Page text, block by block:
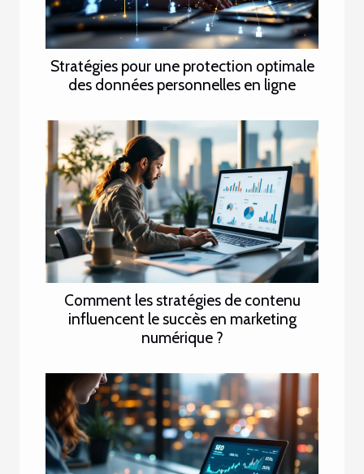
Stratégies pour une protection optimale
des données personnelles en ligne
Comment les stratégies de contenu
influencent le succès en marketing
numérique ?